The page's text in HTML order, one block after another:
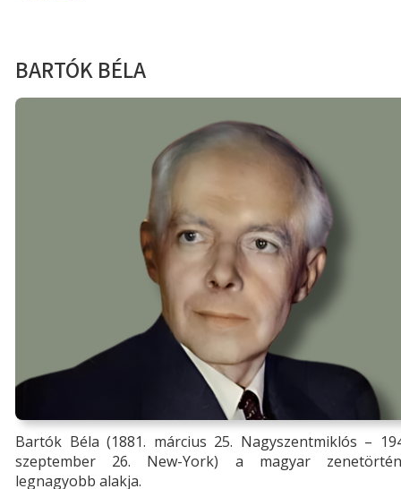
BARTÓK BÉLA
Bartók Béla (1881. március 25. Nagyszentmiklós –
szeptember 26. New-York) a magyar
legnagyobb alakja.